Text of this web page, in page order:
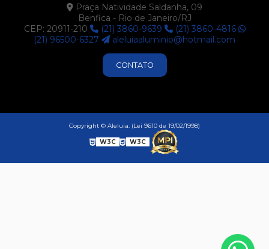
Praça Natividade Saldanha, 09
Benfica - Rio de Janeiro/RJ
CEP: 20911-210
(21) 3860-9639
(21) 3860-4816
(21) 96500-6327
aleluiaaluminio@hotmail.com
CONTATO
Copyright © Aleluia. (Lei 9610 de 19/02/1998)
W3C W3C